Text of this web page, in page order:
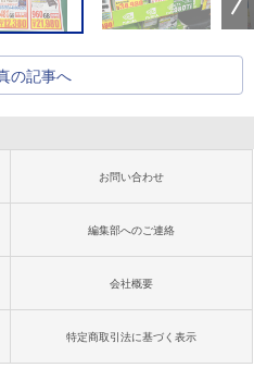
の記事へ
お問い合わせ
編集部へのご連絡
会社概要
特定商取引法に基づく表示